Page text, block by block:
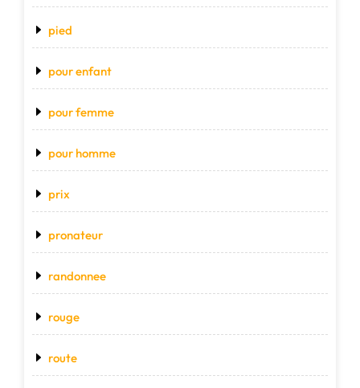
pied
pour enfant
pour femme
pour homme
prix
pronateur
randonnee
rouge
route